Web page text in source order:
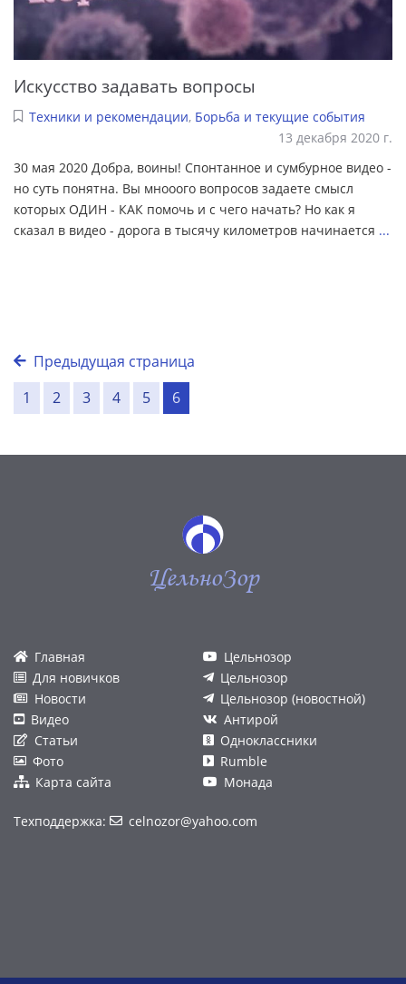
Искусство задавать вопросы
Техники и рекомендации, Борьба и текущие события
13 декабря 2020 г.
30 мая 2020 Добра, воины! Спонтанное и сумбурное видео -
но суть понятна. Вы мнооого вопросов задаете смысл
которых ОДИН - КАК помочь и с чего начать? Но как я
сказал в видео - дорога в тысячу километров начинается ...
Предыдущая страница
1
2 3 4 5 6
ЦельноЗор
Главная
Для новичков
Новости
Видео
Статьи
Фото
Карта сайта
Цельнозор
Цельнозор
Цельнозор (новостной)
Антирой
Одноклассники
Rumble
Монада
Техподдержка: celnozor@yahoo.com